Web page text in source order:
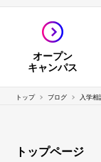
オープン
キャンパス
トップ ブログ 入学
トップページ